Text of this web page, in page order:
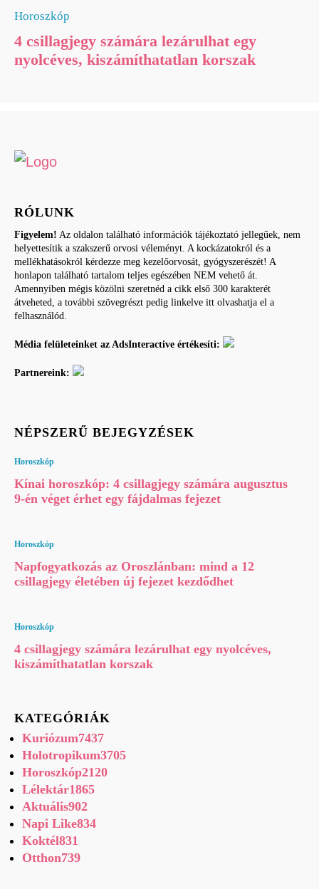
Horoszkóp
4 csillagjegy számára lezárulhat egy
nyolcéves, kiszámíthatatlan korszak
RÓLUNK
Figyelem! Az oldalon található információk tájékoztató jellegűek, nem
helyettesítik a szakszerű orvosi véleményt. A kockázatokról és a
mellékhatásokról kérdezze meg kezelőorvosát, gyógyszerészét! A
honlapon található tartalom teljes egészében NEM vehető át.
Amennyiben mégis közölni szeretnéd a cikk első 300 karakterét
átveheted, a további szövegrészt pedig linkelve itt olvashatja el a
felhasználód.
Média felületeinket az AdsInteractive értékesíti:
Partnereink:
NÉPSZERŰ BEJEGYZÉSEK
Horoszkóp
Kínai horoszkóp: 4 csillagjegy számára augusztus
9-én véget érhet egy fájdalmas fejezet
Horoszkóp
Napfogyatkozás az Oroszlánban: mind a 12
csillagjegy életében új fejezet kezdődhet
Horoszkóp
4 csillagjegy számára lezárulhat egy nyolcéves,
kiszámíthatatlan korszak
KATEGÓRIÁK
Kuriózum7437
Holotropikum3705
Horoszkóp2120
Lélektár1865
Aktuális902
Napi Like834
Koktél831
Otthon739